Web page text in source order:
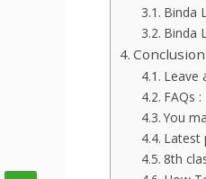
Binda
Binda
Conclusion
Leave
FAQs :
You
Latest
8th